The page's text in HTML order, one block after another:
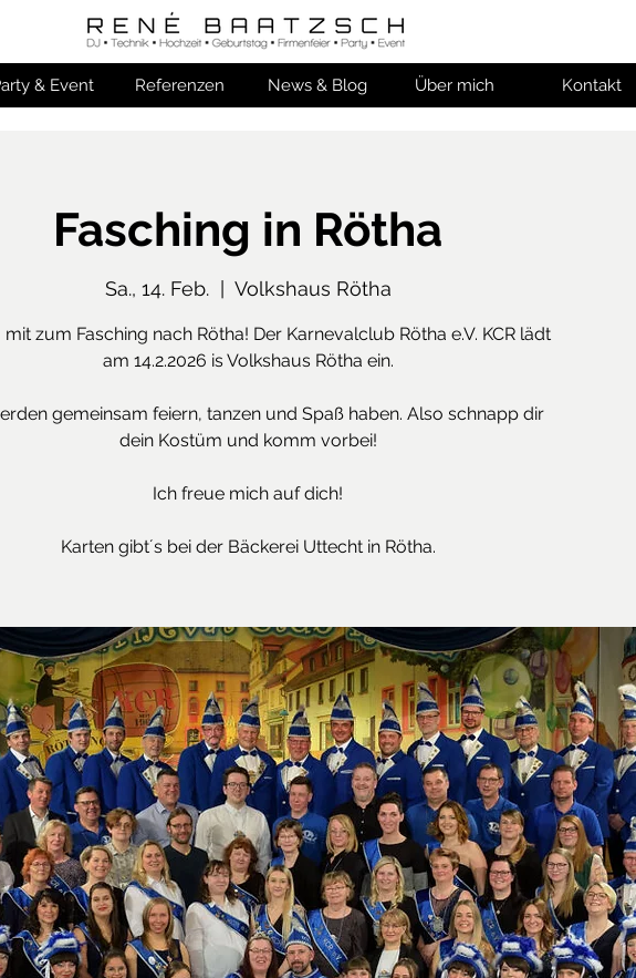
& Event Referenzen News & Blog Über mich Kontakt
Fasching in Rötha
Sa., 14. Feb.
  |
Volkshaus Rötha
zum Fasching nach Rötha! Der Karnevalclub Rötha e.V. KCR lädt
am 14.2.2026 is Volkshaus Rötha ein.
gemeinsam feiern, tanzen und Spaß haben. Also schnapp dir
dein Kostüm und komm vorbei!
Ich freue mich auf dich!
Karten gibt´s bei der Bäckerei Uttecht in Rötha.